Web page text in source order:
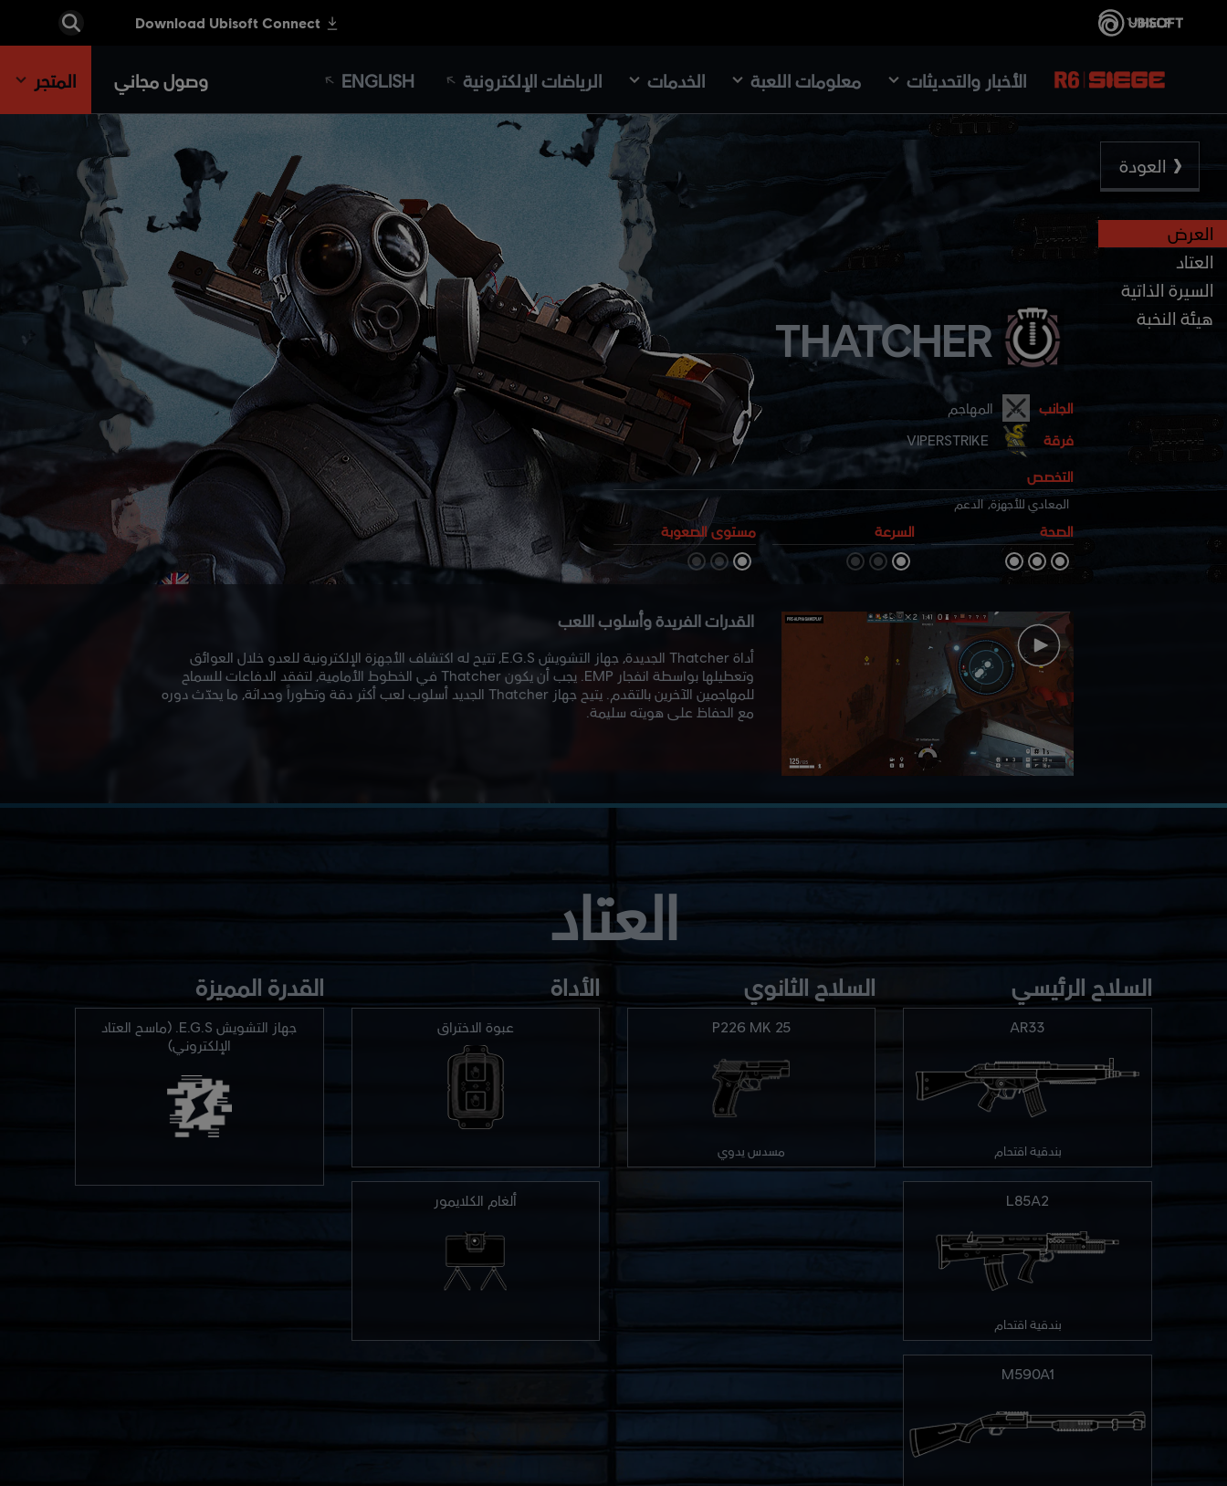
الأخبار والتحديثات معلومات اللعبة الخدمات الرياضات الإلكترونية ENGLISH وصول مجاني المتجر
العرض
العتاد
السيرة الذاتية
هيئة النخبة
العودة
THATCHER
الجانب
المهاجم
فرقة
VIPERSTRIKE
التخصص
المعادي للأجهزة, الدعم
الصحة السرعة مستوى الصعوبة
القدرات الفريدة وأسلوب اللعب
أداة Thatcher الجديدة، جهاز التشويش E.G.S، تتيح له اكتشاف الأجهزة الإلكترونية للعدو خلال العوائق
وتعطيلها بواسطة انفجار EMP. يجب أن يكون Thatcher في الخطوط الأمامية، لتفقد الدفاعات للسماح
للمهاجمين الآخرين بالتقدم. يتيح جهاز Thatcher الجديد أسلوب لعب أكثر دقة وتطوراً وحداثة، ما يحدّث دوره
مع الحفاظ على هويته سليمة.
العتاد
السلاح الرئيسي
AR33
بندقية اقتحام
L85A2
بندقية اقتحام
M590A1
السلاح الثانوي
P226 MK 25
مسدس يدوي
الأداة
عبوة الاختراق
ألغام الكلايمور
القدرة المميزة
جهاز التشويش E.G.S. (ماسح العتاد
الإلكتروني)